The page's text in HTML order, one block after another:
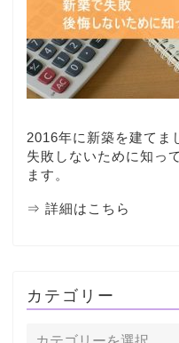
2016年に新築を建てま
失敗しないために知っ
ます。
⇒ 詳細はこちら
カテゴリー